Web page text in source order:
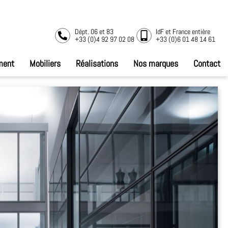
Dépt. 06 et 83
+33 (0)4 92 97 02 08
IdF et France entière
+33 (0)6 01 48 14 61
Mobiliers Réalisations Nos marques Contact